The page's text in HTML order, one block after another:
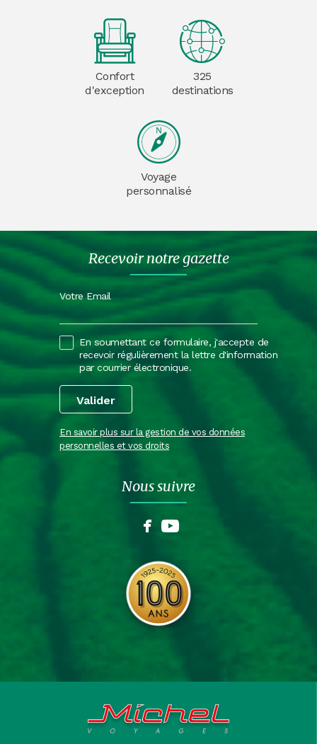
Confort
d'exception
325
destinations
Voyage
personnalisé
Recevoir notre gazette
Votre Email
En soumettant ce formulaire, j'accepte de
recevoir régulièrement la lettre d'information
par courrier électronique.
En savoir plus sur la gestion de vos données
personnelles et vos droits
Nous suivre